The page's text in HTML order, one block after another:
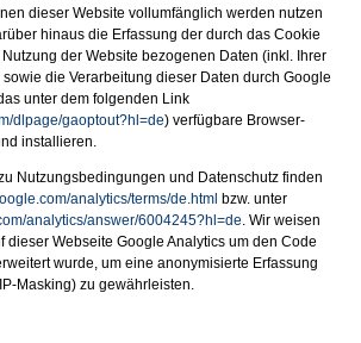
dieser Website vollumfänglich werden nutzen
hinaus die Erfassung der durch das Cookie
der Website bezogenen Daten (inkl. Ihrer
sowie die Verarbeitung dieser Daten durch Google
unter dem folgenden Link
dlpage/gaoptout?hl=de) verfügbare Browser-
installieren.
Nutzungsbedingungen und Datenschutz finden
analytics/terms/de.html bzw. unter
analytics/answer/6004245?hl=de. Wir weisen
dieser Webseite Google Analytics um den Code
wurde, um eine anonymisierte Erfassung
Masking) zu gewährleisten.